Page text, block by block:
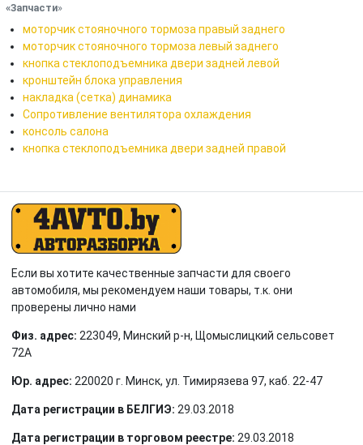
«Запчасти»
моторчик стояночного тормоза правый заднего
моторчик стояночного тормоза левый заднего
кнопка стеклоподъемника двери задней левой
кронштейн блока управления
накладка (сетка) динамика
Сопротивление вентилятора охлаждения
консоль салона
кнопка стеклоподъемника двери задней правой
Если вы хотите качественные запчасти для своего
автомобиля, мы рекомендуем наши товары, т.к. они
проверены лично нами
Физ. адрес: 223049, Минский р-н, Щомыслицкий сельсовет
72А
Юр. адрес: 220020 г. Минск, ул. Тимирязева 97, каб. 22-47
Дата регистрации в БЕЛГИЭ: 29.03.2018
Дата регистрации в торговом реестре: 29.03.2018